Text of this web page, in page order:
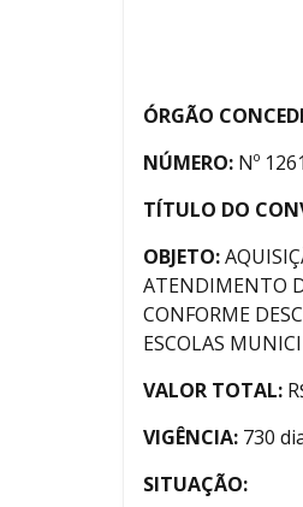
ÓRGÃO
NÚMERO: Nº
TÍTULO DO
OBJETO:
ATENDIMENTO
CONFORME
ESCOLAS
VALOR TOTAL:
VIGÊNCIA: 730
SITUAÇÃO: